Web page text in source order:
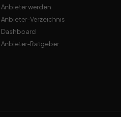
Anbieter werden
Anbieter-Verzeichnis
Dashboard
Anbieter-Ratgeber